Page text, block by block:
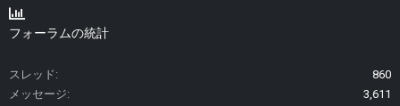
フォーラムの統計
スレッド
860
メッセージ
3,611